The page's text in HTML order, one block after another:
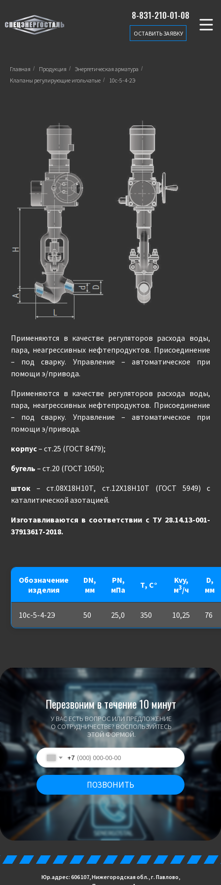
8-831-210-01-08
ОСТАВИТЬ ЗАЯВКУ
Главная / Продукция / Энергетическая арматура /
Клапаны регулирующие игольчатые / 10с-5-4-2Э
Применяются в качестве регуляторов расхода воды,
пара, неагрессивных нефтепродуктов. Присоединение
– под сварку. Управление – автоматическое при
помощи э/привода.
Применяются в качестве регуляторов расхода воды,
пара, неагрессивных нефтепродуктов. Присоединение
– под сварку. Управление – автоматическое при
помощи э/привода.
корпус– ст.25 (ГОСТ 8479);
бугель – ст.20 (ГОСТ 1050);
шток– ст.08Х18Н10Т, ст.12Х18Н10Т (ГОСТ 5949) с
каталитической азотацией.
Изготавливаются в соответствии с ТУ 28.14.13-001-
37913617-2018.
Обозначение
изделия
DN,
мм
PN,
мПа
Т, С°
Kvy,
м3/ч
D,
мм
10с-5-4-2Э 50 25,0 350 10,25 76
У ВАС ЕСТЬ ВОПРОС ИЛИ ПРЕДЛОЖЕНИЕ
О СОТРУДНИЧЕСТВЕ? ВОСПОЛЬЗУЙТЕСЬ
ЭТОЙ ФОРМОЙ.
Перезвоним в течение 10 минут
+7
ПОЗВОНИТЬ
Юр.адрес: 606 107, Нижегородская обл., г. Павлово,